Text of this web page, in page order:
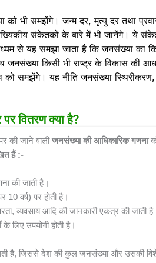
को भी समझेंगे। जन्म दर, मृत्यु दर तथा
संकेतकों के बारे में भी जानेंगे। ये
से यह समझा जाता है कि जनसंख्या का
किसी भी राष्ट्र के विकास की
समझेंगे। यह नीति जनसंख्या स्थिरीकरण,
वितरण क्या है?
की जाने वाली जनसंख्या की आधिकारिक गणना
हैं :-
की जाती है।
वर्ष) पर होती है।
व्यवसाय आदि की जानकारी एकत्र की जाती
के लिए उपयोगी होती है।
है, जिससे देश की कुल जनसंख्या और उसकी